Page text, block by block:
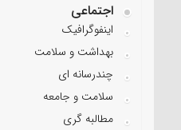
اجتماعی
اینفوگرافیک
بهداشت و سلامت
چندرسانه ای
سلامت و جامعه
مطالبه گری